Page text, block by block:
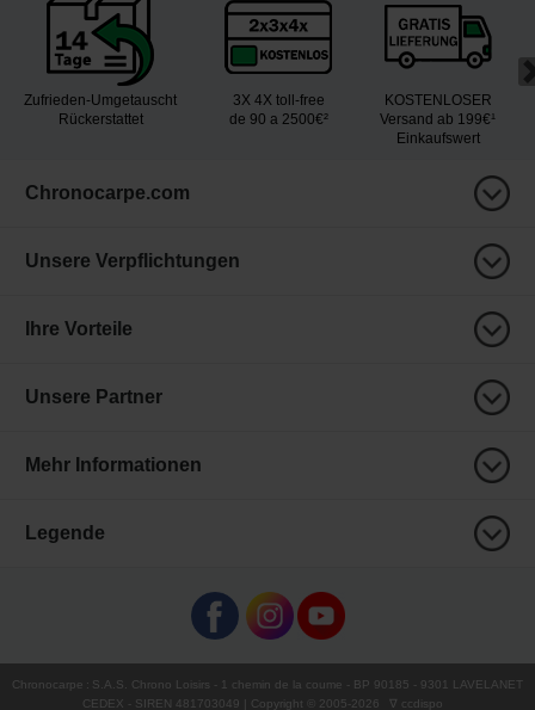
Zufrieden-Umgetauscht
Rückerstattet
3X 4X toll-free
de 90 a 2500€²
KOSTENLOSER
Versand ab 199€¹
Einkaufswert
Chronocarpe.com
Unsere Verpflichtungen
Ihre Vorteile
Unsere Partner
Mehr Informationen
Legende
Chronocarpe : S.A.S. Chrono Loisirs - 1 chemin de la coume - BP 90185 - 9301 LAVELANET
CEDEX - SIREN 481703049 | Copyright © 2005-2026 ∇ ccdispo